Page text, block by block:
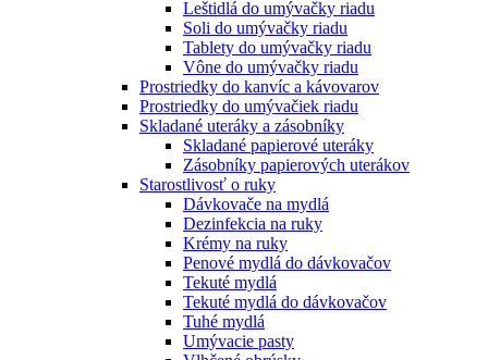
Leštidlá do umývačky riadu
Soli do umývačky riadu
Tablety do umývačky riadu
Vône do umývačky riadu
Prostriedky do kanvíc a kávovarov
Prostriedky do umývačiek riadu
Skladané uteráky a zásobníky
Skladané papierové uteráky
Zásobníky papierových uterákov
Starostlivosť o ruky
Dávkovače na mydlá
Dezinfekcia na ruky
Krémy na ruky
Penové mydlá do dávkovačov
Tekuté mydlá
Tekuté mydlá do dávkovačov
Tuhé mydlá
Umývacie pasty